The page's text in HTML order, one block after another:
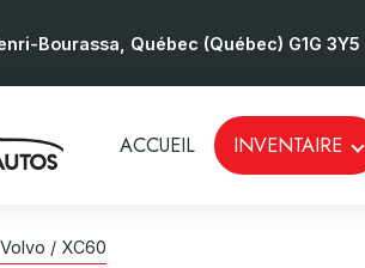
Bourassa, Québec (Québec) G1G 3Y5
ACCUEIL INVENTAIRE
Volvo / XC60